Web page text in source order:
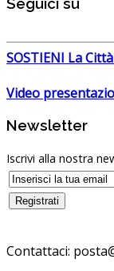
SOSTIENI La
Video
Newsletter
Iscrivi alla nostra
Contattaci: